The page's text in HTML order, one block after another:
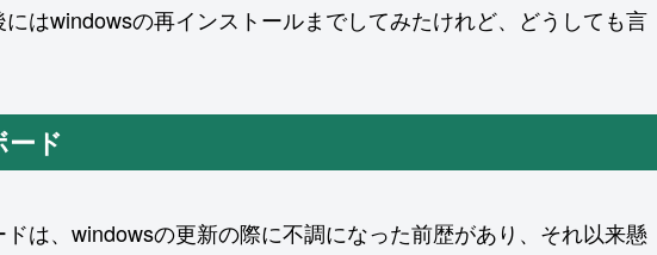
はwindowsの再インストールまでしてみたけれど、どうしても言
ド
は、windowsの更新の際に不調になった前歴があり、それ以来懸